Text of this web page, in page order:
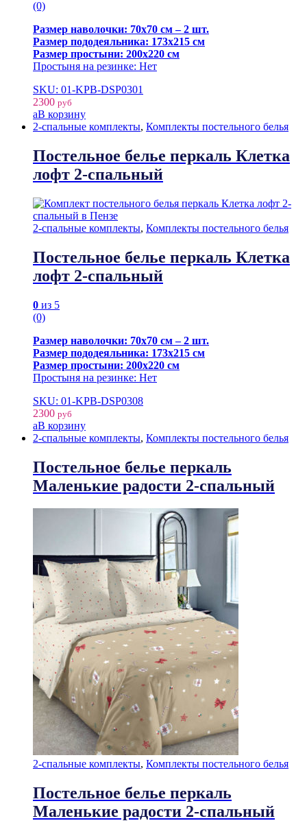
(0)
Размер наволочки: 70х70 см – 2 шт.
Размер пододеяльника: 173х215 см
Размер простыни: 200х220 см
Простыня на резинке: Нет
SKU: 01-KPB-DSP0301
2300 руб
В корзину
2-спальные комплекты, Комплекты постельного белья
Постельное белье перкаль Клетка
лофт 2-спальный
2-спальные комплекты, Комплекты постельного белья
Постельное белье перкаль Клетка
лофт 2-спальный
0 из 5
(0)
Размер наволочки: 70х70 см – 2 шт.
Размер пододеяльника: 173х215 см
Размер простыни: 200х220 см
Простыня на резинке: Нет
SKU: 01-KPB-DSP0308
2300 руб
В корзину
2-спальные комплекты, Комплекты постельного белья
Постельное белье перкаль
Маленькие радости 2-спальный
2-спальные комплекты, Комплекты постельного белья
Постельное белье перкаль
Маленькие радости 2-спальный